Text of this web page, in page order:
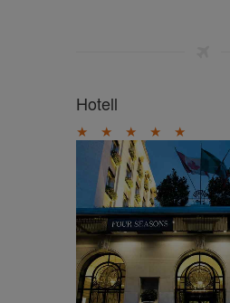
Hotell
★ ★ ★ ★ ★